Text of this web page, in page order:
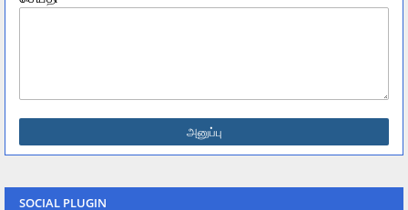
SOCIAL PLUGIN